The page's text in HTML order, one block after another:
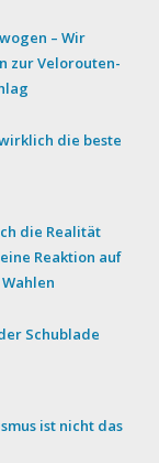
– Wir
zur Velorouten-
die beste
die Realität
Reaktion auf
Schublade
ist nicht das